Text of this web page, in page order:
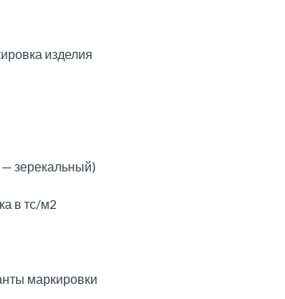
изделия
зерекальный)
в тс/м2
маркировки